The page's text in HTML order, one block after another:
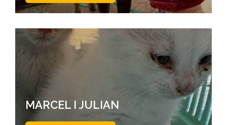
MARCEL I JULIAN